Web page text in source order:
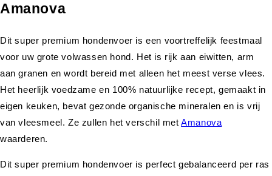
Amanova
Dit super premium hondenvoer is een voortreffelijk feestmaal
voor uw grote volwassen hond. Het is rijk aan eiwitten, arm
aan granen en wordt bereid met alleen het meest verse vlees.
Het heerlijk voedzame en 100% natuurlijke recept, gemaakt in
eigen keuken, bevat gezonde organische mineralen en is vrij
van vleesmeel. Ze zullen het verschil metAmanova
waarderen.
Dit super premium hondenvoer is perfect gebalanceerd per ras